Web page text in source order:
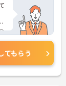
てもらう